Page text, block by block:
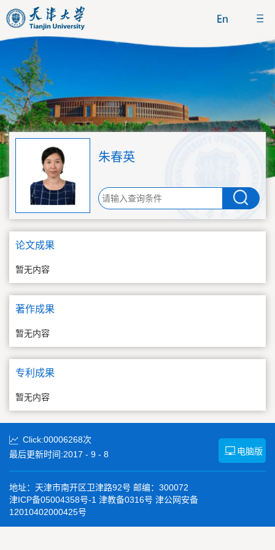
朱春英
论文成果
暂无内容
著作成果
暂无内容
专利成果
暂无内容
Click:00006268次
最后更新时间:2017 - 9 - 8 电脑版
地址：天津市南开区卫津路92号 邮编：300072
津ICP备05004358号-1 津教备0316号 津公网安备
12010402000425号